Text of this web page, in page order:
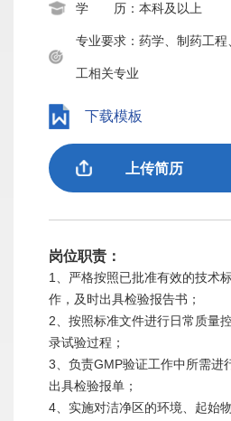
学 历：本科及以上
专业要求：药学、制药工
工相关专业
下载模板
上传简历
岗位职责：
1、严格按照已批准有效的技术
作，及时出具检验报告书；
2、按照标准文件进行日常质量
录试验过程；
3、负责GMP验证工作中所需进
出具检验报单；
4、实施对洁净区的环境、起始